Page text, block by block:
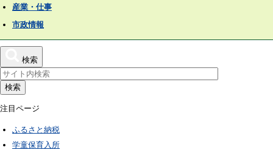
産業・仕事
市政情報
検索
検索
注目ページ
ふるさと納税
学童保育入所